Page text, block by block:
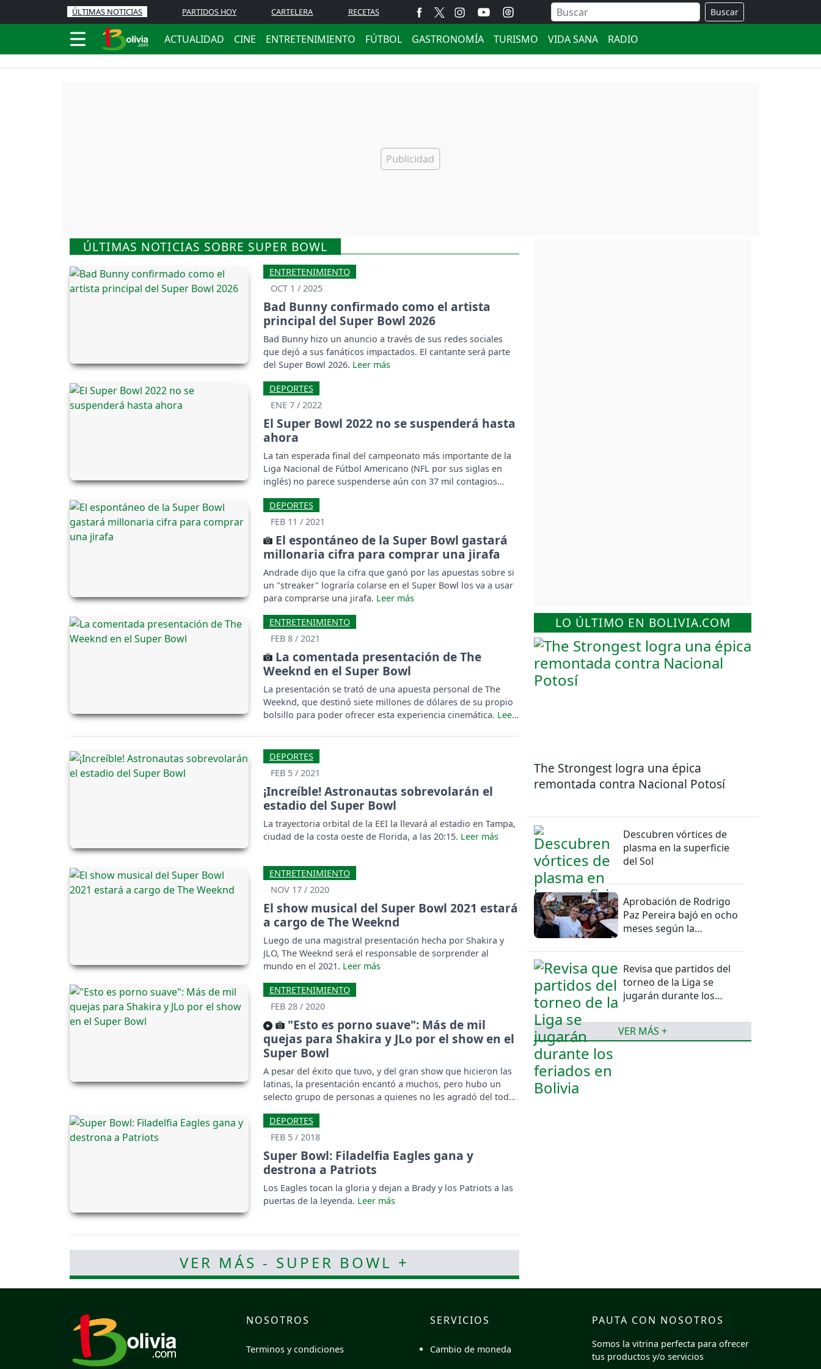
ÚLTIMAS NOTICIAS PARTIDOS HOY CARTELERA RECETAS Buscar
ACTUALIDAD CINE ENTRETENIMIENTO FÚTBOL GASTRONOMÍA TURISMO VIDA SANA RADIO
ÚLTIMAS NOTICIAS SOBRE SUPER BOWL
ENTRETENIMIENTO
OCT 1 / 2025
Bad Bunny confirmado como el artista
principal del Super Bowl 2026
Bad Bunny hizo un anuncio a través de sus redes sociales
que dejó a sus fanáticos impactados. El cantante será parte
del Super Bowl 2026.
DEPORTES
ENE 7 / 2022
El Super Bowl 2022 no se suspenderá hasta
ahora
La tan esperada final del campeonato más importante de la
Liga Nacional de Fútbol Americano (NFL por sus siglas en
inglés) no parece suspenderse aún con 37 mil contagios
DEPORTES
FEB 11 / 2021
El espontáneo de la Super Bowl gastará
millonaria cifra para comprar una jirafa
Andrade dijo que la cifra que ganó por las apuestas sobre si
un "streaker" lograría colarse en el Super Bowl los va a usar
para comprarse una jirafa.
ENTRETENIMIENTO
FEB 8 / 2021
La comentada presentación de The
Weeknd en el Super Bowl
La presentación se trató de una apuesta personal de The
Weeknd, que destinó siete millones de dólares de su propio
bolsillo para poder ofrecer esta experiencia cinemática.
DEPORTES
FEB 5 / 2021
¡Increíble! Astronautas sobrevolarán el
estadio del Super Bowl
La trayectoria orbital de la EEI la llevará al estadio en Tampa,
ciudad de la costa oeste de Florida, a las 20:15.
ENTRETENIMIENTO
NOV 17 / 2020
El show musical del Super Bowl 2021 estará
a cargo de The Weeknd
Luego de una magistral presentación hecha por Shakira y
JLO, The Weeknd será el responsable de sorprender al
mundo en el 2021.
ENTRETENIMIENTO
FEB 28 / 2020
"Esto es porno suave": Más de mil
quejas para Shakira y JLo por el show en el
Super Bowl
A pesar del éxito que tuvo, y del gran show que hicieron las
latinas, la presentación encantó a muchos, pero hubo un
selecto grupo de personas a quienes no les agradó del todo.
DEPORTES
FEB 5 / 2018
Super Bowl: Filadelfia Eagles gana y
destrona a Patriots
Los Eagles tocan la gloria y dejan a Brady y los Patriots a las
puertas de la leyenda.
VER MÁS - SUPER BOWL +
LO ÚLTIMO EN BOLIVIA.COM
The Strongest logra una épica
remontada contra Nacional Potosí
Descubren vórtices de
plasma en la superficie
del Sol
Aprobación de Rodrigo
Paz Pereira bajó en ocho
meses según la
Revisa que partidos del
torneo de la Liga se
jugarán durante los
VER MÁS +
NOSOTROS
Terminos y condiciones
SERVICIOS
Cambio de moneda
PAUTA CON NOSOTROS
Somos la vitrina perfecta para ofrecer
tus productos y/o servicios